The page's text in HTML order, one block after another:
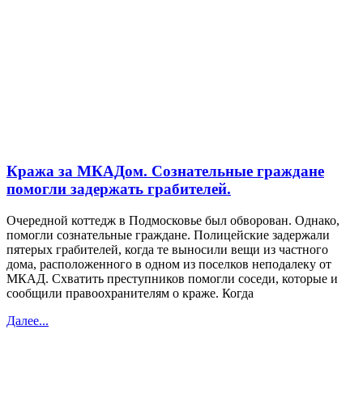
Кража за МКАДом. Сознательные граждане
помогли задержать грабителей.
Очередной коттедж в Подмосковье был обворован. Однако,
помогли сознательные граждане. Полицейские задержали
пятерых грабителей, когда те выносили вещи из частного
дома, расположенного в одном из поселков неподалеку от
МКАД. Схватить преступников помогли соседи, которые и
сообщили правоохранителям о краже. Когда
Далее...